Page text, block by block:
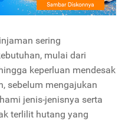
sering
mulai dari
keperluan mendesak
sebelum mengajukan
jenis-jenisnya serta
terlilit hutang yang